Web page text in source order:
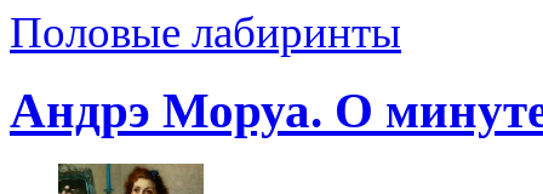
Половые лабиринты
Андрэ Моруа. О